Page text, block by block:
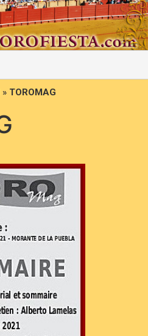
» TOROMAG